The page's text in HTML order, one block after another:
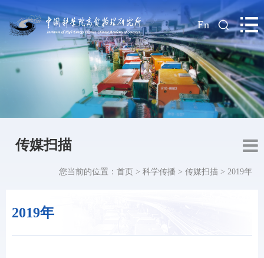
| En
传媒扫描
2019年
您当前的位置： 首页 > 科学传播 > 传媒扫描 > 2019年